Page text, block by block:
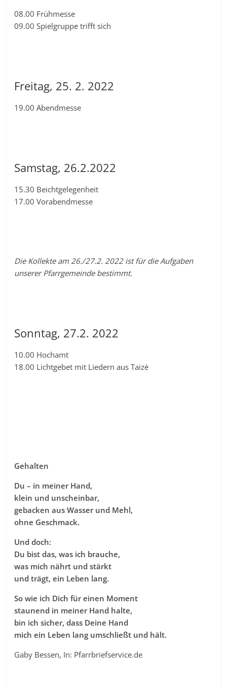
08.00 Frühmesse
09.00 Spielgruppe trifft sich
Freitag, 25. 2. 2022
19.00 Abendmesse
Samstag, 26.2.2022
15.30 Beichtgelegenheit
17.00 Vorabendmesse
Die Kollekte am 26./27.2. 2022 ist für die Aufgaben
unserer Pfarrgemeinde bestimmt.
Sonntag, 27.2. 2022
10.00 Hochamt
18.00 Lichtgebet mit Liedern aus Taizè
Gehalten
Du – in meiner Hand,
klein und unscheinbar,
gebacken aus Wasser und Mehl,
ohne Geschmack.
Und doch:
Du bist das, was ich brauche,
was mich nährt und stärkt
und trägt, ein Leben lang.
So wie ich Dich für einen Moment
staunend in meiner Hand halte,
bin ich sicher, dass Deine Hand
mich ein Leben lang umschließt und hält.
Gaby Bessen, In: Pfarrbriefservice.de